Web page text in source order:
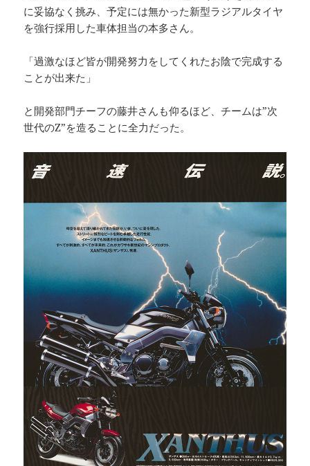
に妥協なく挑み、予定には無かった新型ラジアルタイヤ
を強行採用した車体担当の本多さん。
「過激なほど皆が開発努力をしてくれたお陰で完成する
ことが出来た」
と開発部門チーフの藤井さんも仰るほど、チームは”次
世代のZ”を造ることに全力だった。